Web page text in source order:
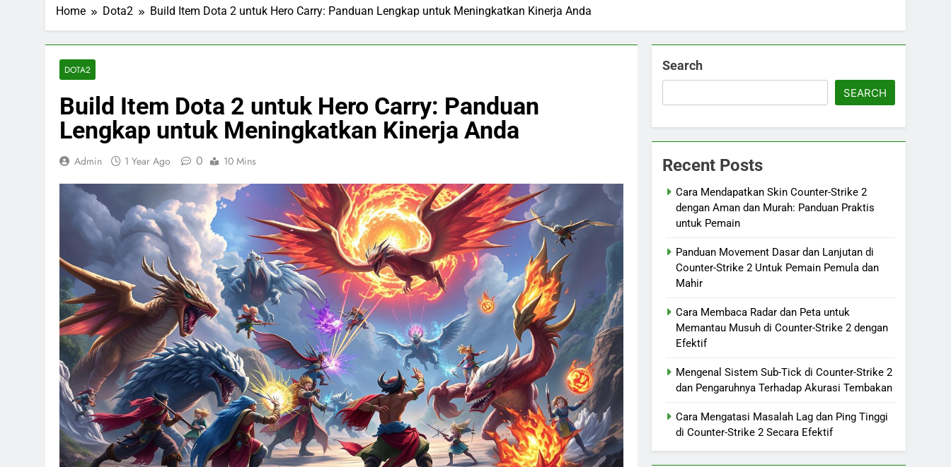
Home Dota2 Build Item Dota 2 untuk Hero Carry: Panduan Lengkap untuk Meningkatkan Kinerja Anda
DOTA2
Build Item Dota 2 untuk Hero Carry: Panduan
Lengkap untuk Meningkatkan Kinerja Anda
Admin 1 Year Ago 0 10 Mins
Search
SEARCH
Recent Posts
Cara Mendapatkan Skin Counter-Strike 2
dengan Aman dan Murah: Panduan Praktis
untuk Pemain
Panduan Movement Dasar dan Lanjutan di
Counter-Strike 2 Untuk Pemain Pemula dan
Mahir
Cara Membaca Radar dan Peta untuk
Memantau Musuh di Counter-Strike 2 dengan
Efektif
Mengenal Sistem Sub-Tick di Counter-Strike 2
dan Pengaruhnya Terhadap Akurasi Tembakan
Cara Mengatasi Masalah Lag dan Ping Tinggi
di Counter-Strike 2 Secara Efektif